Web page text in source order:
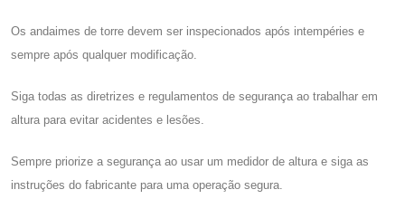
Os andaimes de torre devem ser inspecionados após intempéries e
sempre após qualquer modificação.
Siga todas as diretrizes e regulamentos de segurança ao trabalhar em
altura para evitar acidentes e lesões.
Sempre priorize a segurança ao usar um medidor de altura e siga as
instruções do fabricante para uma operação segura.